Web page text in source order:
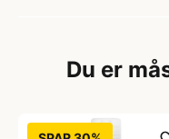
Du er